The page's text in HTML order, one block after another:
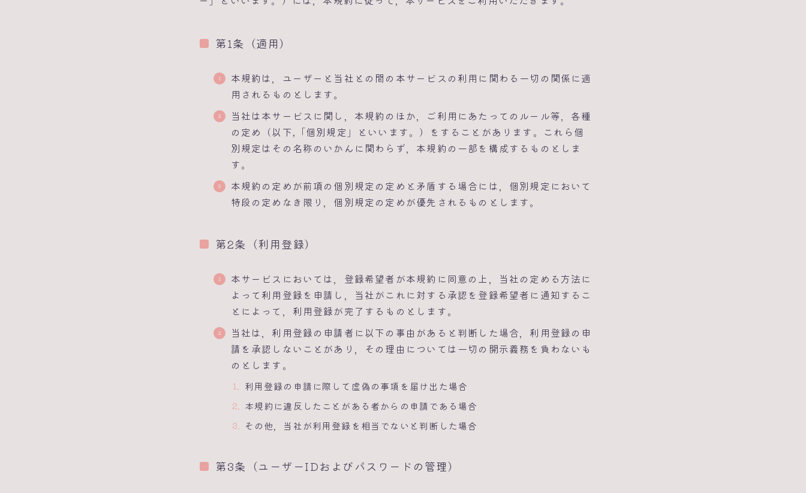
第1条（適用）
本規約は，ユーザーと当社との間の本サービスの利用に関わる一切の関係に適
用されるものとします。
当社は本サービスに関し，本規約のほか，ご利用にあたってのルール等，各種
の定め（以下,「個別規定」といいます。）をすることがあります。これら個
別規定はその名称のいかんに関わらず，本規約の一部を構成するものとしま
す。
本規約の定めが前項の個別規定の定めと矛盾する場合には，個別規定において
特段の定めなき限り，個別規定の定めが優先されるものとします。
第2条（利用登録）
本サービスにおいては，登録希望者が本規約に同意の上，当社の定める方法に
よって利用登録を申請し，当社がこれに対する承認を登録希望者に通知するこ
とによって，利用登録が完了するものとします。
当社は，利用登録の申請者に以下の事由があると判断した場合，利用登録の申
請を承認しないことがあり，その理由については一切の開示義務を負わないも
のとします。
利用登録の申請に際して虚偽の事項を届け出た場合
本規約に違反したことがある者からの申請である場合
その他，当社が利用登録を相当でないと判断した場合
第3条（ユーザーIDおよびパスワードの管理）